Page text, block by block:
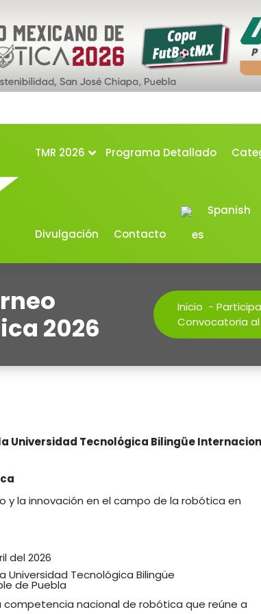
TMR 2026 Programa Detallado
Divulgación Contacto
Spanish
2026
Inicio -
Convocatoria al
Universidad Tecnológica Bilingüe
la innovación en el campo de la robótica en
del 2026
Universidad Tecnológica Bilingüe
de Puebla
competencia nacional de robótica que reúne a